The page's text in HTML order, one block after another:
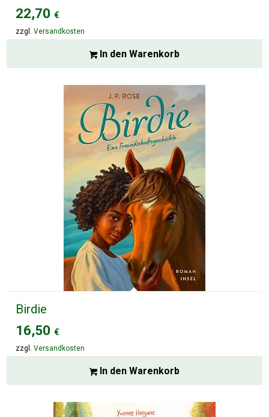
22,70€
zzgl.Versandkosten
In den Warenkorb
Birdie
16,50€
zzgl.Versandkosten
In den Warenkorb